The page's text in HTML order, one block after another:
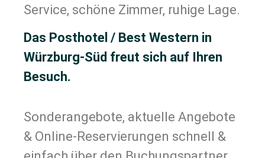
Service, schöne Zimmer, ruhige Lage.
Das Posthotel / Best Western in
Würzburg-Süd freut sich auf Ihren
Besuch.
Sonderangebote, aktuelle Angebote
& Online-Reservierungen schnell &